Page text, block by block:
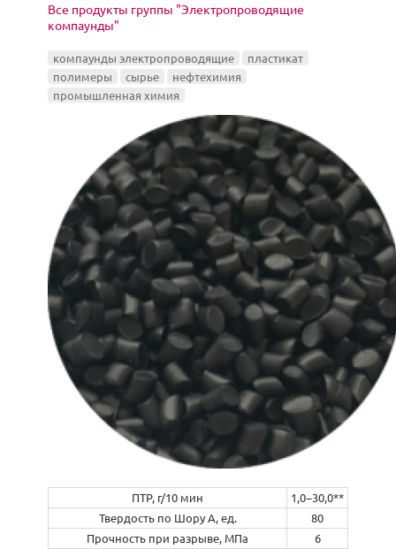
Все продукты группы "Электропроводящие
компаунды"
компаунды электропроводящие
пластикат
полимеры
сырье
нефтехимия
промышленная химия
ПТР, г/10 мин
1,0−30,0**
Твердость по Шору А, ед.
80
Прочность при разрыве, МПа
6